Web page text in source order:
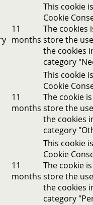
11
months
This cookie
Cookie
The cookies
store the
the cookies
category
11
months
This cookie
Cookie
The cookie
store the
the cookies
category
11
months
This cookie
Cookie
The cookie
store the
the cookies
category